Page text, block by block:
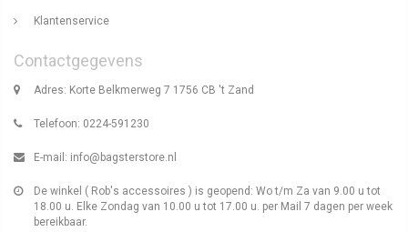
Klantenservice
Contactgegevens
Adres: Korte Belkmerweg 7 1756 CB 't Zand
Telefoon: 0224-591230
E-mail: info@bagsterstore.nl
De winkel ( Rob's accessoires ) is geopend: Wo t/m Za van 9.00 u tot
18.00 u. Elke Zondag van 10.00 u tot 17.00 u. per Mail 7 dagen per week
bereikbaar.